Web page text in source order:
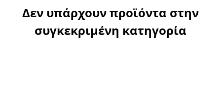
Δεν υπάρχουν προϊόντα στην
συγκεκριμένη κατηγορία